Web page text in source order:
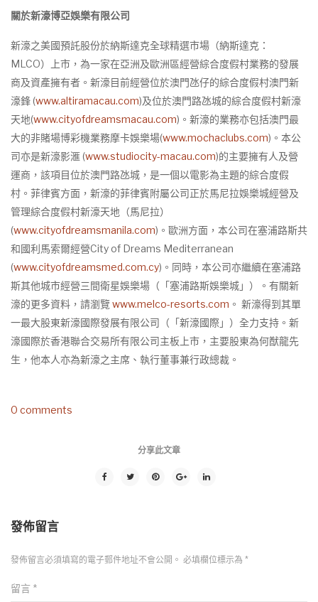
關於新濠博亞娛樂有限公司
新濠之美國預託股份於納斯達克全球精選市場（納斯達克：
MLCO）上市，為一家在亞洲及歐洲區經營綜合度假村業務的發展
商及資產擁有者。新濠目前經營位於澳門氹仔的綜合度假村澳門新
濠鋒 (www.altiramacau.com)及位於澳門路氹城的綜合度假村新濠
天地(www.cityofdreamsmacau.com)。新濠的業務亦包括澳門最
大的非賭場博彩機業務摩卡娛樂場(www.mochaclubs.com)。本公
司亦是新濠影滙 (www.studiocity-macau.com)的主要擁有人及營
運商，該項目位於澳門路氹城，是一個以電影為主題的綜合度假
村。菲律賓方面，新濠的菲律賓附屬公司正於馬尼拉娛樂城經營及
管理綜合度假村新濠天地（馬尼拉）
(www.cityofdreamsmanila.com)。歐洲方面，本公司在塞浦路斯共
和國利馬索爾經營City of Dreams Mediterranean
(www.cityofdreamsmed.com.cy)。同時，本公司亦繼續在塞浦路
斯其他城市經營三間衛星娛樂場（「塞浦路斯娛樂城」）。有關新
濠的更多資料，請瀏覽www.melco-resorts.com 。 新濠得到其單
一最大股東新濠國際發展有限公司（「新濠國際」）全力支持。新
濠國際於香港聯合交易所有限公司主板上市，主要股東為何猷龍先
生，他本人亦為新濠之主席、執行董事兼行政總裁。
0 comments
分享此文章
發佈留言
發佈留言必須填寫的電子郵件地址不會公開。 必填欄位標示為 *
留言 *